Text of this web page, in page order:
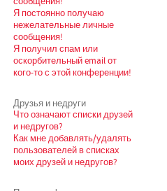
Я постоянно получаю
нежелательные личные
сообщения!
Я получил спам или
оскорбительный email от
кого-то с этой конференции!
Друзья и недруги
Что означают списки друзей
и недругов?
Как мне добавлять/удалять
пользователей в списках
моих друзей и недругов?